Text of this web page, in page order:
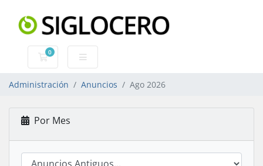
0
Carro de Pedidos
Administración Anuncios Ago 2026
Por Mes